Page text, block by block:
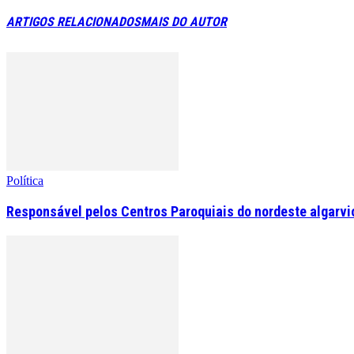
ARTIGOS RELACIONADOSMAIS DO AUTOR
Política
Responsável pelos Centros Paroquiais do nordeste